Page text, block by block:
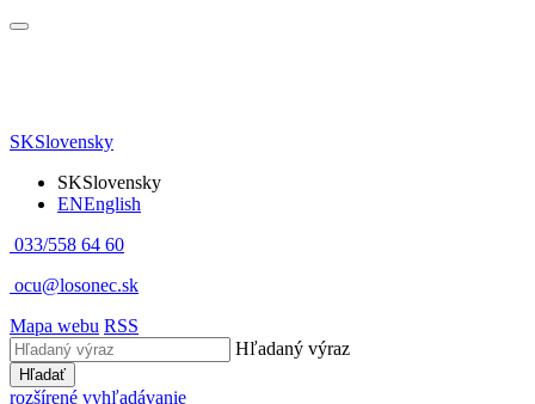
SKSlovensky
SKSlovensky
ENEnglish
033/558 64 60
ocu@losonec.sk
Mapa webu RSS
Hľadaný výraz
Hľadať
rozšírené vyhľadávanie